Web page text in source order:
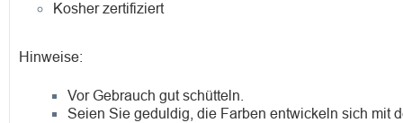
Kosher zertifiziert
Hinweise:
Vor Gebrauch gut schütteln.
Seien Sie geduldig, die Farben entwickeln sich mit